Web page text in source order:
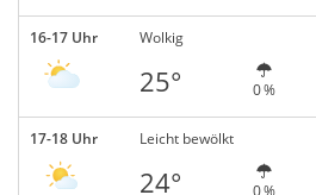
16-17 Uhr Wolkig
25° 0 %
17-18 Uhr Leicht bewölkt
24° 0 %